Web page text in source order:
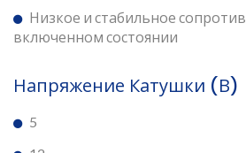
Низкое и стабильное
включенном состоянии
Напряжение Катушки (В)
5